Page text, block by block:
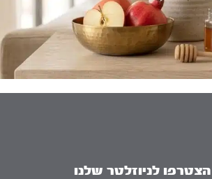
הצטרפו לניוזלטר שלנו